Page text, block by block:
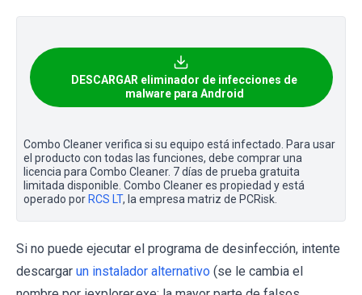
DESCARGAR eliminador de infecciones de
malware para Android
Combo Cleaner verifica si su equipo está infectado. Para usar
el producto con todas las funciones, debe comprar una
licencia para Combo Cleaner. 7 días de prueba gratuita
limitada disponible. Combo Cleaner es propiedad y está
operado por RCS LT, la empresa matriz de PCRisk.
Si no puede ejecutar el programa de desinfección, intente
descargar un instalador alternativo (se le cambia el